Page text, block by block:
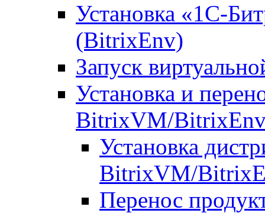
Установка «1С-
(BitrixEnv)
Запуск
Установка и
BitrixVM/
Установка
BitrixVM/
Перенос